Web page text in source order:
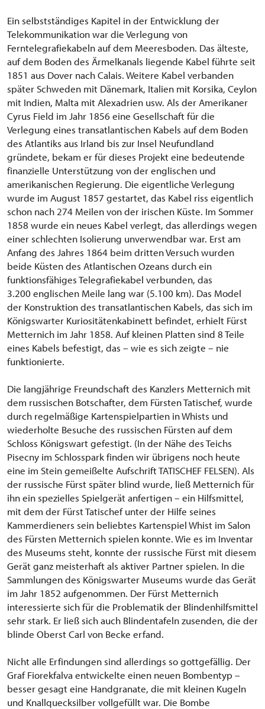
Ein selbstständiges Kapitel in der Entwicklung der
Telekommunikation war die Verlegung von
Ferntelegrafiekabeln auf dem Meeresboden. Das älteste,
auf dem Boden des Ärmelkanals liegende Kabel führte seit
1851 aus Dover nach Calais. Weitere Kabel verbanden
später Schweden mit Dänemark, Italien mit Korsika, Ceylon
mit Indien, Malta mit Alexadrien usw. Als der Amerikaner
Cyrus Field im Jahr 1856 eine Gesellschaft für die
Verlegung eines transatlantischen Kabels auf dem Boden
des Atlantiks aus Irland bis zur Insel Neufundland
gründete, bekam er für dieses Projekt eine bedeutende
finanzielle Unterstützung von der englischen und
amerikanischen Regierung. Die eigentliche Verlegung
wurde im August 1857 gestartet, das Kabel riss eigentlich
schon nach 274 Meilen von der irischen Küste. Im Sommer
1858 wurde ein neues Kabel verlegt, das allerdings wegen
einer schlechten Isolierung unverwendbar war. Erst am
Anfang des Jahres 1864 beim dritten Versuch wurden
beide Küsten des Atlantischen Ozeans durch ein
funktionsfähiges Telegrafiekabel verbunden, das
3.200 englischen Meile lang war (5.100 km). Das Model
der Konstruktion des transatlantischen Kabels, das sich im
Königswarter Kuriositätenkabinett befindet, erhielt Fürst
Metternich im Jahr 1858. Auf kleinen Platten sind 8 Teile
eines Kabels befestigt, das – wie es sich zeigte – nie
funktionierte.
Die langjährige Freundschaft des Kanzlers Metternich mit
dem russischen Botschafter, dem Fürsten Tatischef, wurde
durch regelmäßige Kartenspielpartien in Whists und
wiederholte Besuche des russischen Fürsten auf dem
Schloss Königswart gefestigt. (In der Nähe des Teichs
Pisecny im Schlosspark finden wir übrigens noch heute
eine im Stein gemeißelte Aufschrift TATISCHEF FELSEN). Als
der russische Fürst später blind wurde, ließ Metternich für
ihn ein spezielles Spielgerät anfertigen – ein Hilfsmittel,
mit dem der Fürst Tatischef unter der Hilfe seines
Kammerdieners sein beliebtes Kartenspiel Whist im Salon
des Fürsten Metternich spielen konnte. Wie es im Inventar
des Museums steht, konnte der russische Fürst mit diesem
Gerät ganz meisterhaft als aktiver Partner spielen. In die
Sammlungen des Königswarter Museums wurde das Gerät
im Jahr 1852 aufgenommen. Der Fürst Metternich
interessierte sich für die Problematik der Blindenhilfsmittel
sehr stark. Er ließ sich auch Blindentafeln zusenden, die der
blinde Oberst Carl von Becke erfand.
Nicht alle Erfindungen sind allerdings so gottgefällig. Der
Graf Fiorekfalva entwickelte einen neuen Bombentyp –
besser gesagt eine Handgranate, die mit kleinen Kugeln
und Knallquecksilber vollgefüllt war. Die Bombe